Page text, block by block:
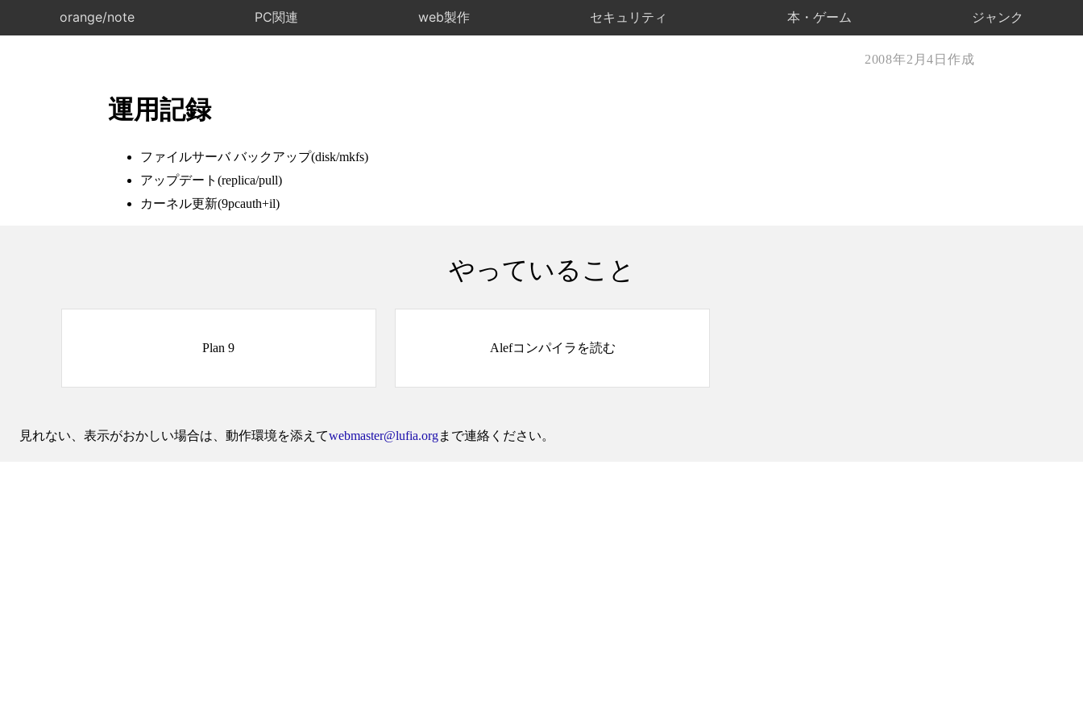
orange/note PC関連 web製作 セキュリティ 本・ゲーム ジャンク
2008年2月4日作成
運用記録
ファイルサーバ バックアップ(disk/mkfs)
アップデート(replica/pull)
カーネル更新(9pcauth+il)
やっていること
Plan 9 Alefコンパイラを読む
見れない、表示がおかしい場合は、動作環境を添えてwebmaster@lufia.orgまで連絡ください。